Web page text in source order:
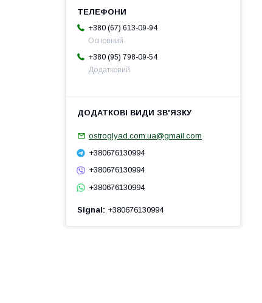
+380 (67) 613-09-94
Основний
+380 (95) 798-09-54
Додатковий
ostroglyad.com.ua@gmail.com
+380676130994
+380676130994
+380676130994
Signal +380676130994